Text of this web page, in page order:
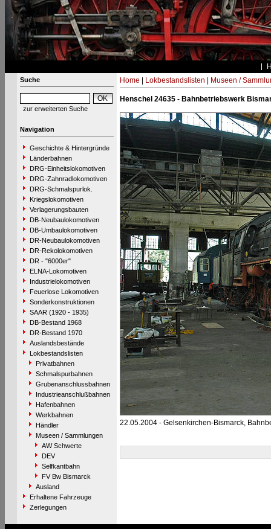
Suche
zur erweiterten Suche
Navigation
Geschichte & Hintergründe
Länderbahnen
DRG-Einheitslokomotiven
DRG-Zahnradlokomotiven
DRG-Schmalspurlok.
Kriegslokomotiven
Verlagerungsbauten
DB-Neubaulokomotiven
DB-Umbaulokomotiven
DR-Neubaulokomotiven
DR-Rekolokomotiven
DR - "6000er"
ELNA-Lokomotiven
Industrielokomotiven
Feuerlose Lokomotiven
Sonderkonstruktionen
SAAR (1920 - 1935)
DB-Bestand 1968
DR-Bestand 1970
Auslandsbestände
Lokbestandslisten
Privatbahnen
Schmalspurbahnen
Grubenanschlussbahnen
Industrieanschlußbahnen
Hafenbahnen
Werkbahnen
Händler
Museen / Sammlungen
AW Schwerte
DEV
Selfkantbahn
FV Bw Bismarck
Ausland
Erhaltene Fahrzeuge
Zerlegungen
Home Lokbestandslisten Museen /
Henschel 24635 - Bahnbetriebswerk
22.05.2004 - Gelsenkirchen-Bismarck,